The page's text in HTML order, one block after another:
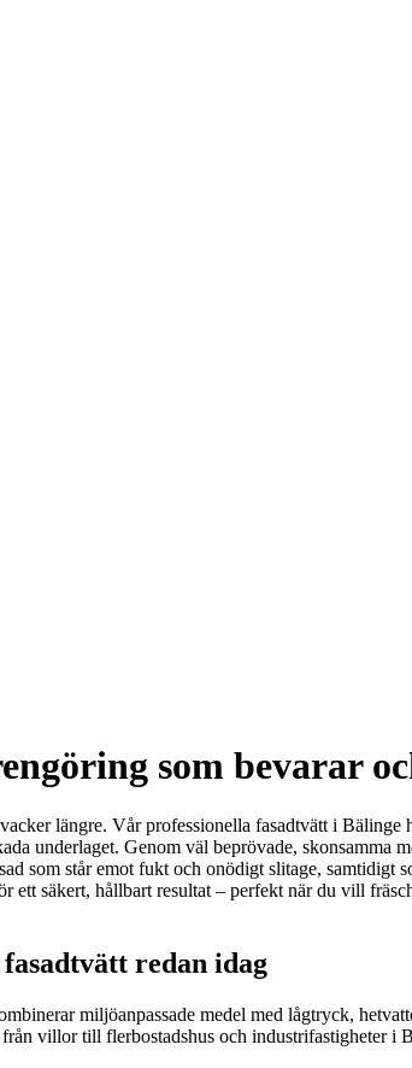
som bevarar
längre. Vår professionella fasadtvätt i
underlaget. Genom väl beprövade,
som står emot fukt och onödigt slitage, samtidigt
ett säkert, hållbart resultat – perfekt när du vill
redan idag
miljöanpassade medel med lågtryck,
villor till flerbostadshus och industrifastigheter i